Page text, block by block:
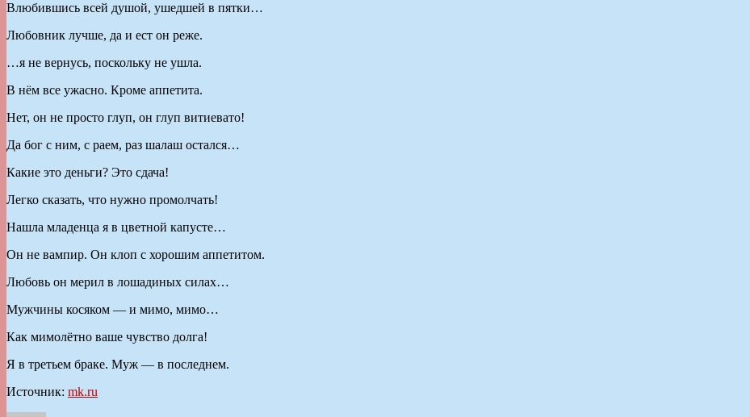
Влюбившись всей душой, ушедшей в пятки…
Любовник лучше, да и ест он реже.
…я не вернусь, поскольку не ушла.
В нём все ужасно. Кроме аппетита.
Нет, он не просто глуп, он глуп витиевато!
Да бог с ним, с раем, раз шалаш остался…
Какие это деньги? Это сдача!
Легко сказать, что нужно промолчать!
Нашла младенца я в цветной капусте…
Он не вампир. Он клоп с хорошим аппетитом.
Любовь он мерил в лошадиных силах…
Мужчины косяком — и мимо, мимо…
Как мимолётно ваше чувство долга!
Я в третьем браке. Муж — в последнем.
Источник: mk.ru